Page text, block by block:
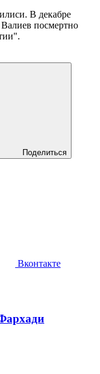
В декабре
посмертно
Поделиться
Вконтакте